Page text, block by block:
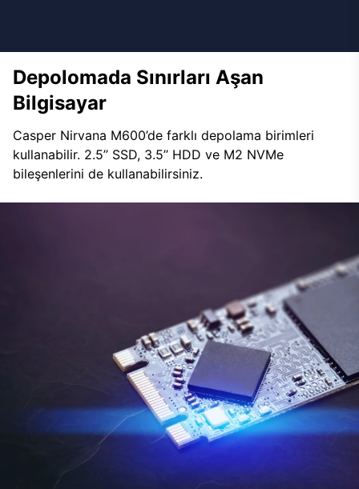
Depolomada Sınırları Aşan
Bilgisayar
Casper Nirvana M600’de farklı depolama birimleri
kullanabilir. 2.5’’ SSD, 3.5’’ HDD ve M2 NVMe
bileşenlerini de kullanabilirsiniz.